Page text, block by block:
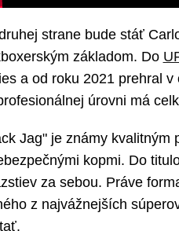
strane bude stáť
základom. Do
a od roku 2021 prehral
úrovni má
Jag" je známy kvalitným
kopmi. Do
za sebou. Práve
z najvážnejších